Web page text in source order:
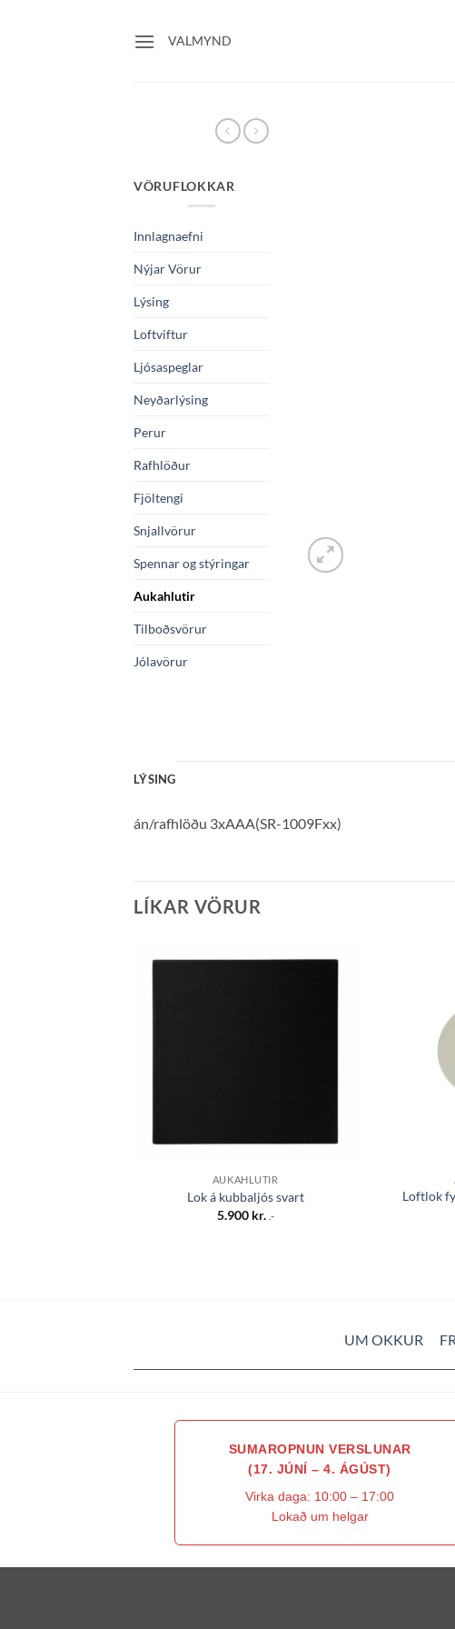
VALMYND
VÖRUFLOKKAR
Innlagnaefni
Nýjar Vörur
Lýsing
Loftviftur
Ljósaspeglar
Neyðarlýsing
Perur
Rafhlöður
Fjöltengi
Snjallvörur
Spennar og stýringar
Aukahlutir
Tilboðsvörur
Jólavörur
LÝSING
án/rafhlöðu 3xAAA(SR-1009Fxx)
LÍKAR VÖRUR
AUKAHLUTIR
Lok á kubbaljós svart
5.900 kr. .-
Loftlok
UM OKKUR
SUMAROPNUN VERSLUNAR
(17. JÚNÍ – 4. ÁGÚST)
Virka daga: 10:00 – 17:00
Lokað um helgar